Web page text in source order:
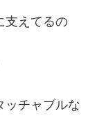
支えてるの
ッチャブルな